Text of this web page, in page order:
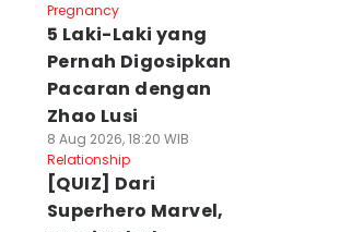
Pregnancy
5 Laki-Laki yang
Pernah Digosipkan
Pacaran dengan
Zhao Lusi
8 Aug 2026, 18:20 WIB
Relationship
[QUIZ] Dari
Superhero Marvel,